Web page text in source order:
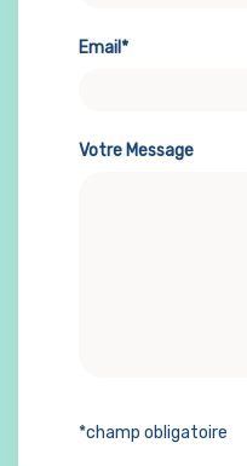
Email*
Votre Message
*champ obligatoire